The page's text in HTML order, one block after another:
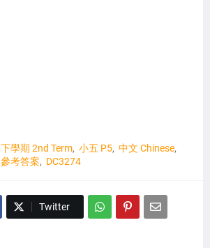
下學期 2nd Term 小五 P5 中文 Chinese
參考答案 DC3274
Twitter